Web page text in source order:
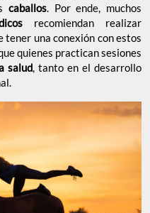
caballos. Por ende, muchos
recomiendan realizar
tener una conexión con estos
quienes practican sesiones
salud, tanto en el desarrollo